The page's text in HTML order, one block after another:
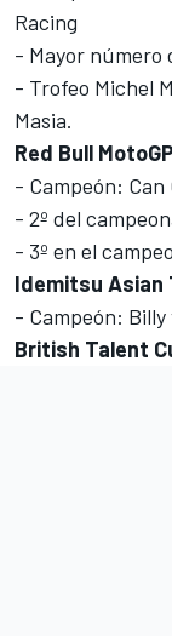
Racing
- Mayor número
- Trofeo Michel
Masia.
Red Bull
- Campeón: Can
- 2º del
- 3º en el
Idemitsu Asian
- Campeón: Billy
British Talent